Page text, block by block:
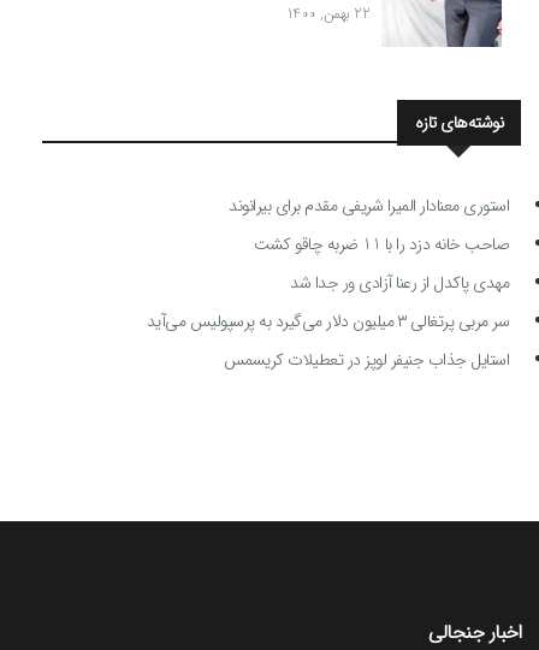
22 بهمن, 1400
نوشته‌های تازه
استوری معنادار المیرا شریفی مقدم برای بیرانوند
صاحب خانه دزد را با 11 ضربه چاقو کشت
مهدی پاکدل از رعنا آزادی ور جدا شد
سر مربی پرتغالی ۳ میلیون دلار می‌گیرد به پرسپولیس می‌آید
استایل جذاب جنیفر لوپز در تعطیلات کریسمس
اخبار جنجالی